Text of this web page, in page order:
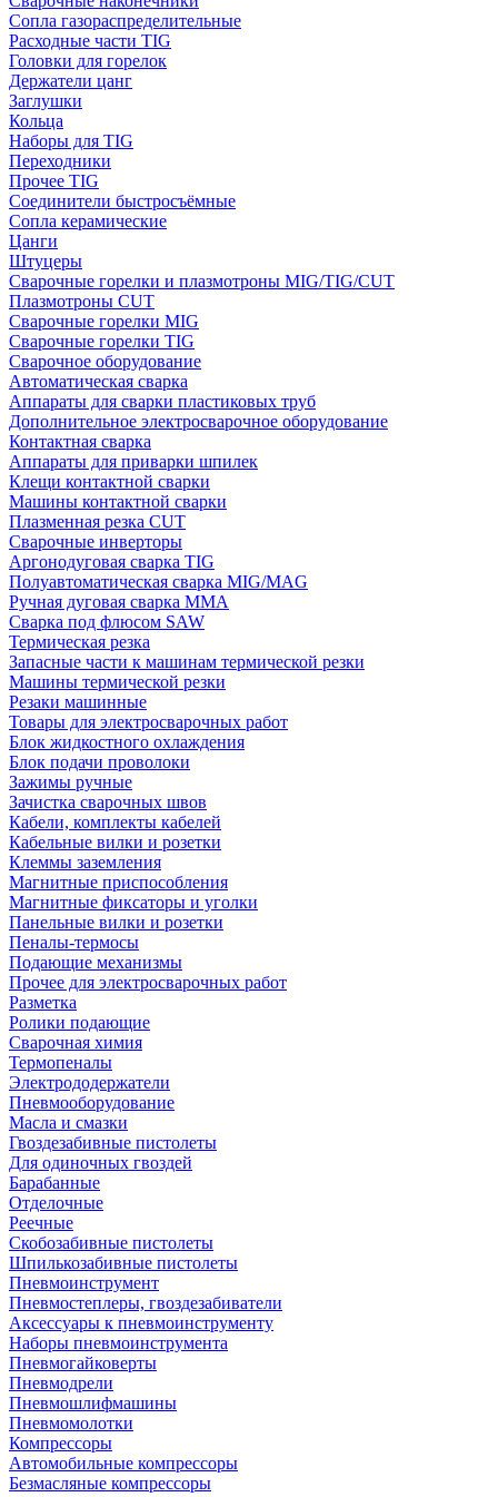
Сопла газораспределительные
Расходные части TIG
Головки для горелок
Держатели цанг
Заглушки
Кольца
Наборы для TIG
Переходники
Прочее TIG
Соединители быстросъёмные
Сопла керамические
Цанги
Штуцеры
Сварочные горелки и плазмотроны MIG/TIG/CUT
Плазмотроны CUT
Сварочные горелки MIG
Сварочные горелки TIG
Сварочное оборудование
Автоматическая сварка
Аппараты для сварки пластиковых труб
Дополнительное электросварочное оборудование
Контактная сварка
Аппараты для приварки шпилек
Клещи контактной сварки
Машины контактной сварки
Плазменная резка CUT
Сварочные инверторы
Аргонодуговая сварка TIG
Полуавтоматическая сварка MIG/MAG
Ручная дуговая сварка MMA
Сварка под флюсом SAW
Термическая резка
Запасные части к машинам термической резки
Машины термической резки
Резаки машинные
Товары для электросварочных работ
Блок жидкостного охлаждения
Блок подачи проволоки
Зажимы ручные
Зачистка сварочных швов
Кабели, комплекты кабелей
Кабельные вилки и розетки
Клеммы заземления
Магнитные приспособления
Магнитные фиксаторы и уголки
Панельные вилки и розетки
Пеналы-термосы
Подающие механизмы
Прочее для электросварочных работ
Разметка
Ролики подающие
Сварочная химия
Термопеналы
Электрододержатели
Пневмооборудование
Масла и смазки
Гвоздезабивные пистолеты
Для одиночных гвоздей
Барабанные
Отделочные
Реечные
Скобозабивные пистолеты
Шпилькозабивные пистолеты
Пневмоинструмент
Пневмостеплеры, гвоздезабиватели
Аксессуары к пневмоинструменту
Наборы пневмоинструмента
Пневмогайковерты
Пневмодрели
Пневмошлифмашины
Пневмомолотки
Компрессоры
Автомобильные компрессоры
Безмасляные компрессоры